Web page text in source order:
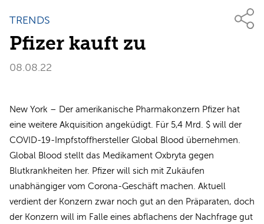
TRENDS
Pfizer kauft zu
08.08.22
New York – Der amerikanische Pharmakonzern Pfizer hat
eine weitere Akquisition angeküdigt. Für 5,4 Mrd. $ will der
COVID-19-Impfstoffhersteller Global Blood übernehmen.
Global Blood stellt das Medikament Oxbryta gegen
Blutkrankheiten her. Pfizer will sich mit Zukäufen
unabhängiger vom Corona-Geschäft machen. Aktuell
verdient der Konzern zwar noch gut an den Präparaten, doch
der Konzern will im Falle eines abflachens der Nachfrage gut